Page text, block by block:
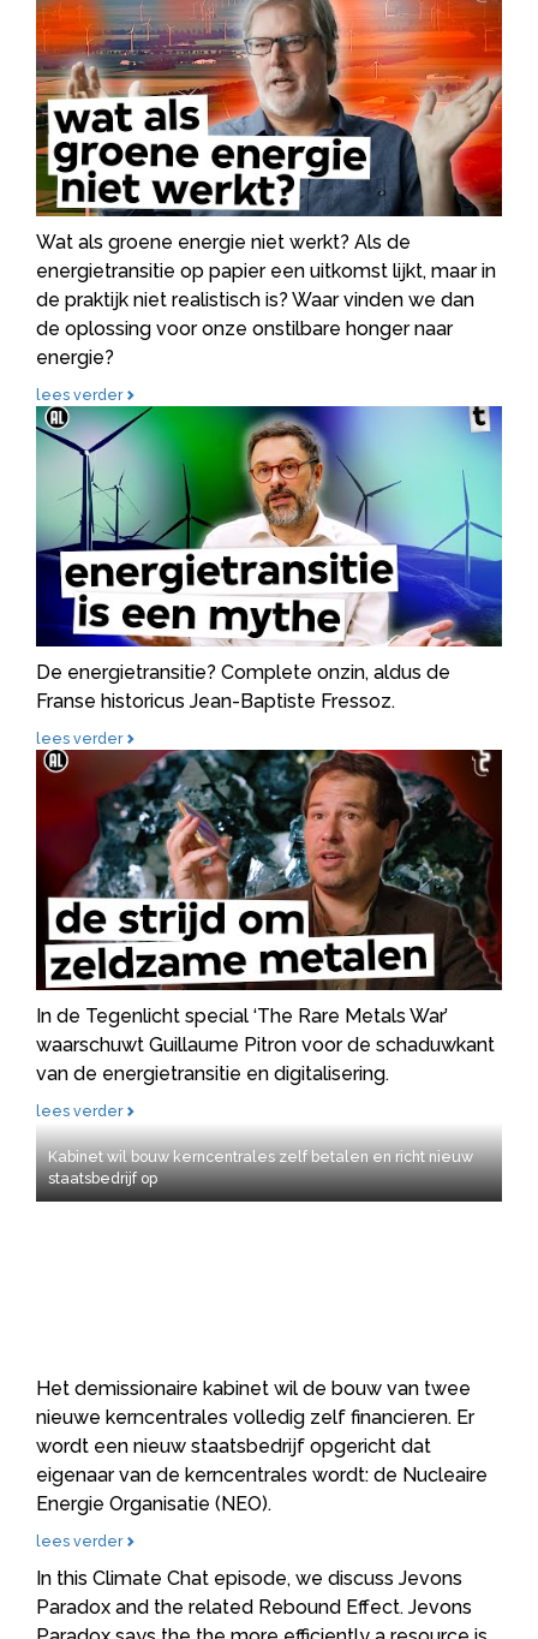
Energieblindheid volgens Nate Hagens
Wat als groene energie niet werkt? Als de
energietransitie op papier een uitkomst lijkt, maar in
de praktijk niet realistisch is? Waar vinden we dan
de oplossing voor onze onstilbare honger naar
energie?
lees verder
Zo werd de energietransitie gebruikt om klimaatbeleid te
saboteren
De energietransitie? Complete onzin, aldus de
Franse historicus Jean-Baptiste Fressoz.
lees verder
De schaduwkant van de energietransitie en digitalisering
In de Tegenlicht special ‘The Rare Metals War’
waarschuwt Guillaume Pitron voor de schaduwkant
van de energietransitie en digitalisering.
lees verder
Kabinet wil bouw kerncentrales zelf betalen en richt nieuw
staatsbedrijf op
Het demissionaire kabinet wil de bouw van twee
nieuwe kerncentrales volledig zelf financieren. Er
wordt een nieuw staatsbedrijf opgericht dat
eigenaar van de kerncentrales wordt: de Nucleaire
Energie Organisatie (NEO).
lees verder
In this Climate Chat episode, we discuss Jevons
Paradox and the related Rebound Effect. Jevons